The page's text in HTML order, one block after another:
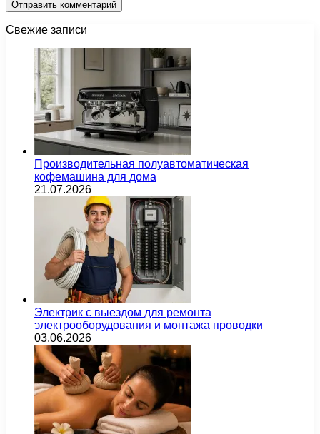
Свежие записи
Производительная полуавтоматическая
кофемашина для дома
21.07.2026
Электрик с выездом для ремонта
электрооборудования и монтажа проводки
03.06.2026